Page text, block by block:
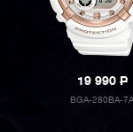
19 990P
BGA-280BA-